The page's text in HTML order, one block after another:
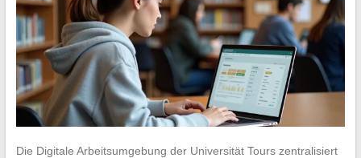
Die Digitale Arbeitsumgebung der Universität Tours zentralisiert